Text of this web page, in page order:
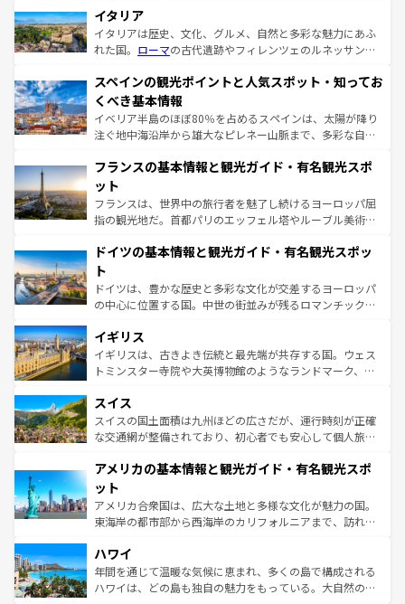
イタリア
イタリアは歴史、文化、グルメ、自然と多彩な魅力にあふ
れた国。 ローマの古代遺跡やフィレンツェのルネッサンス
ろん、トスカーナの美しい田園風景やアマルフィ海岸の絶
景など、自然景観も見逃せない。観光の合間には、本場の
ピザやパスタなど、絶品のイタリア料理を堪能することも
できる。朝目覚めてから夜眠るまで、すべての瞬間を楽し
なお、新着のイタリア情報はコンテンツ一覧を参照してほ
しい。
スペインの観光ポイントと人気スポット・知ってお
くべき基本情報
イベリア半島のほぼ80％を占めるスペインは、太陽が降り
注ぐ地中海沿岸から雄大なピレネー山脈まで、多彩な自然
文化が根付くこの国では、情熱的なフラメンコ、熱気あふ
れる闘牛、そして美味しいタパスが生活の一部となってい
る。首都マドリードの洗練された雰囲気や、バルセロナの
アートに溢れた街角から、地方では古代ローマ遺跡や中世
せる。地方によって風土や気候が異なるスペインはその個
ンテンツ一覧 を参照してほしい。
フランスの基本情報と観光ガイド・有名観光スポ
ット
フランスは、世界中の旅行者を魅了し続けるヨーロッパ屈
指の観光地だ。首都パリのエッフェル塔やルーブル美術館
で、幅広い魅力が詰まっている。華麗な宮殿、歴史的な大
聖堂、美しいビーチ、そして豊かな自然が、訪れる者を心
から魅了する。また、フランスは美食の国としても知ら
れ、フランス料理はユネスコ無形文化遺産にも登録されて
香り高いラベンダー畑など、多彩な楽しみ方が可能だ。さ
らに、パリ以外の地域にも魅力が溢れており、どの街角に
も豊かな歴史と文化が息づいている。パリ以外の個性あふ
を参照してほしい。
ドイツの基本情報と観光ガイド・有名観光スポッ
ト
ドイツは、豊かな歴史と多彩な文化が交差するヨーロッパ
の中心に位置する国。中世の街並みが残るロマンチック街
顔を持つこの国は、どこを歩いても飽きることがない。ベ
ルリンの文化的活気、バイエルン州のアルプスの絶景、そ
してライン川沿いのワイン畑といった風景は必見。ビール
は、お酒好きな人にはぜひ体験してほしい。 なお、新着の
ドイツ情報はコンテンツ一覧を参照してほしい。
イギリス
イギリスは、古きよき伝統と最先端が共存する国。ウェス
トミンスター寺院や大英博物館のようなランドマーク、歴
リアごとに異なる魅力がある。また、優雅なアフタヌーン
ティー、ビール好きにはたまらない英国パブ、サッカー観
戦など、本場だからこそできる体験も豊富。イギリスを旅
ンツ一覧を参照してほしい。
スイス
スイスの国土面積は九州ほどの広さだが、運行時刻が正確
な交通網が整備されており、初心者でも安心して個人旅行
の建物がそのまま残る町や、スイスならではのユニークな
博物館もあり、アルプス観光だけでなく町歩きも満喫する
ことができる。国民の所得が高いため物価も高いが、旅行
者向けの交通パス提供のサービスもあり、うまく活用すれ
着のスイス情報は
アメリカの基本情報と観光ガイド・有名観光スポ
ット
アメリカ合衆国は、広大な土地と多様な文化が魅力の国。
東海岸の都市部から西海岸のカリフォルニアまで、訪れる
のような巨大都市は、観光、ショッピング、エンターテイ
ンメントが詰まった刺激的なスポットだ。一方、アメリカ
西部には大自然が広がり、グランドキャニオンやイエロー
ハワイ
年間を通じて温暖な気候に恵まれ、多くの島で構成される
ハワイは、どの島も独自の魅力をもっている。大自然の神